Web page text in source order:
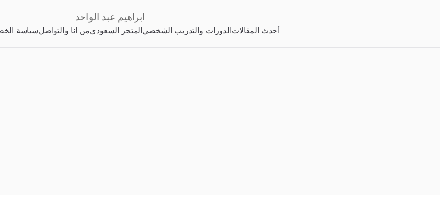
ابراهيم عبد الواحد
أحدث المقالاتالدورات والتدريب الشخصيالمتجر السعوديمن انا والتواصلسياسة